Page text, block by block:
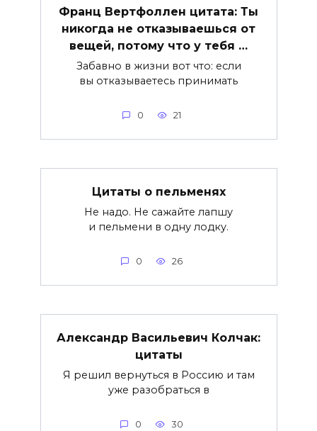
Франц Вертфоллен цитата: Ты
никогда не отказываешься от
вещей, потому что у тебя …
Забавно в жизни вот что: если
вы отказываетесь принимать
0 21
Цитаты о пельменях
Не надо. Не сажайте лапшу
и пельмени в одну лодку.
0 26
Александр Васильевич Колчак:
цитаты
Я решил вернуться в Россию и там
уже разобраться в
0 30